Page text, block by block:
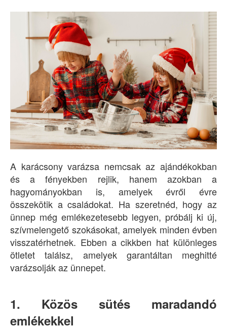
A karácsony varázsa nemcsak az ajándékokban
és a fényekben rejlik, hanem azokban a
hagyományokban is, amelyek évről évre
összekötik a családokat. Ha szeretnéd, hogy az
ünnep még emlékezetesebb legyen, próbálj ki új,
szívmelengető szokásokat, amelyek minden évben
visszatérhetnek. Ebben a cikkben hat különleges
ötletet találsz, amelyek garantáltan meghitté
varázsolják az ünnepet.
1. Közös sütés maradandó
emlékekkel